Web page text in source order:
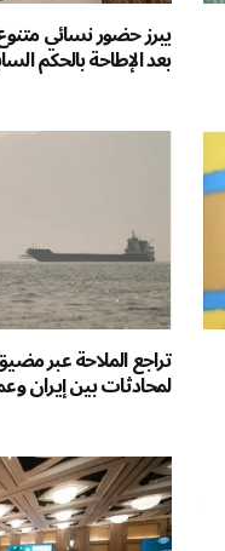
يبرز حضور نسائي
بعد الإطاحة بالحكم
تراجع الملاحة عبر
لمحادثات بين إيران